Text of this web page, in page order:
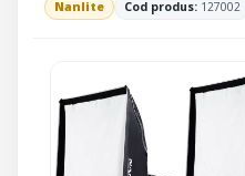
Nanlite Cod produs: 127002